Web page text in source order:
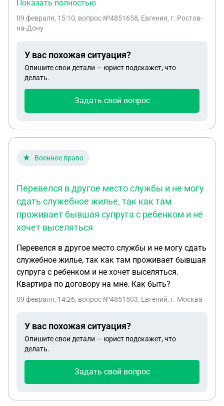
на заочное обучение и они ещё год её платили, а
Показать полностью
09 февраля, 15:10, вопрос №4851658, Евгения, г. Ростов-
на-Дону
У вас похожая ситуация?
Опишите свои детали — юрист подскажет, что
делать.
Задать свой вопрос
Военное право
Перевелся в другое место службы и не могу
сдать служебное жилье, так как там
проживает бывшая супруга с ребенком и не
хочет выселяться
Перевелся в другое место службы и не могу сдать
служебное жилье, так как там проживает бывшая
супруга с ребенком и не хочет выселяться.
Квартира по договору на мне. Как быть?
09 февраля, 14:26, вопрос №4851503, Евгений, г. Москва
У вас похожая ситуация?
Опишите свои детали — юрист подскажет, что
делать.
Задать свой вопрос